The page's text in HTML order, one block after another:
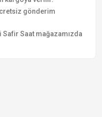
gönderim
Safir Saat mağazamızda